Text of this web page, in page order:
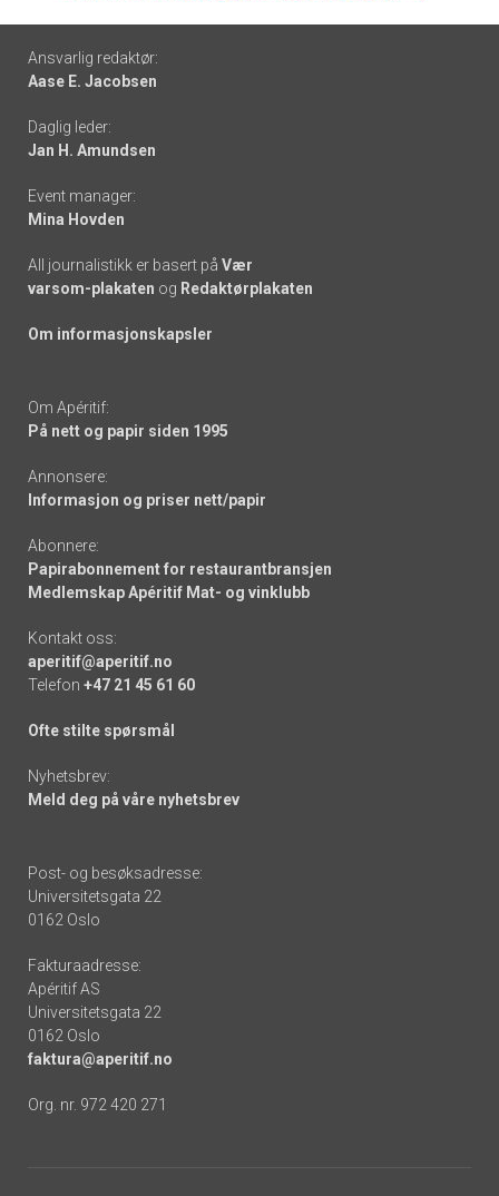
Footer
-
links
Ansvarlig redaktør:
Aase E. Jacobsen
Daglig leder:
Jan H. Amundsen
Event manager:
Mina Hovden
All journalistikk er basert på Vær
varsom-plakaten og Redaktørplakaten
Om informasjonskapsler
Om Apéritif:
På nett og papir siden 1995
Annonsere:
Informasjon og priser nett/papir
Abonnere:
Papirabonnement for restaurantbransjen
Medlemskap Apéritif Mat- og vinklubb
Kontakt oss:
aperitif@aperitif.no
Telefon +47 21 45 61 60
Ofte stilte spørsmål
Nyhetsbrev:
Meld deg på våre nyhetsbrev
Post- og besøksadresse:
Universitetsgata 22
0162 Oslo
Fakturaadresse:
Apéritif AS
Universitetsgata 22
0162 Oslo
faktura@aperitif.no
Org. nr. 972 420 271